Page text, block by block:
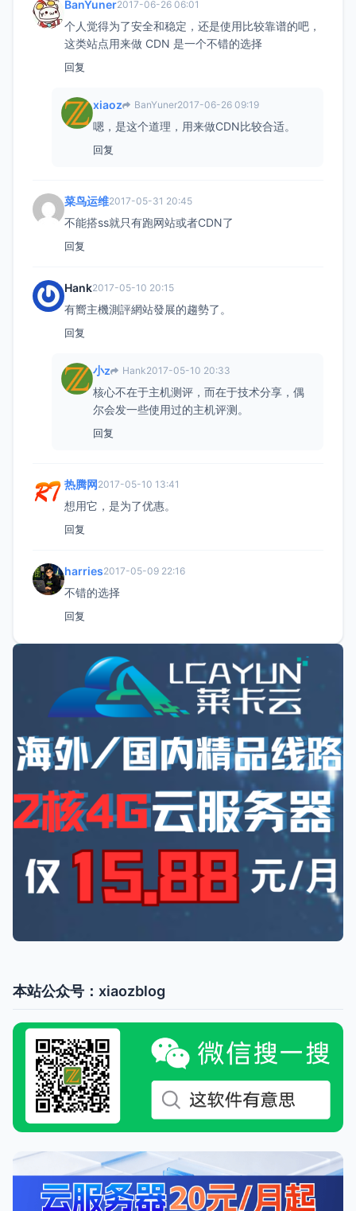
BanYuner2017-06-26 06:01
个人觉得为了安全和稳定，还是使用比较靠谱的吧，
这类站点用来做 CDN 是一个不错的选择
回复
xiaoz BanYuner2017-06-26 09:19
嗯，是这个道理，用来做CDN比较合适。
回复
菜鸟运维2017-05-31 20:45
不能搭ss就只有跑网站或者CDN了
回复
Hank2017-05-10 20:15
有嚮主機測評網站發展的趨勢了。
回复
小z Hank2017-05-10 20:33
核心不在于主机测评，而在于技术分享，偶
尔会发一些使用过的主机评测。
回复
热腾网2017-05-10 13:41
想用它，是为了优惠。
回复
harries2017-05-09 22:16
不错的选择
回复
本站公众号：xiaozblog